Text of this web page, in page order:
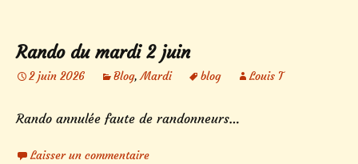
Rando du mardi 2 juin
2 juin 2026 Blog,Mardi blog Louis T
Rando annulée faute de randonneurs…
Laisser un commentaire